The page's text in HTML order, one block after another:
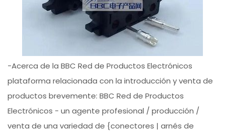
-Acerca de la BBC Red de Productos Electrónicos
plataforma relacionada con la introducción y venta de
productos brevemente: BBC Red de Productos
Electrónicos - un agente profesional / producción /
venta de una variedad de {conectores | arnés de